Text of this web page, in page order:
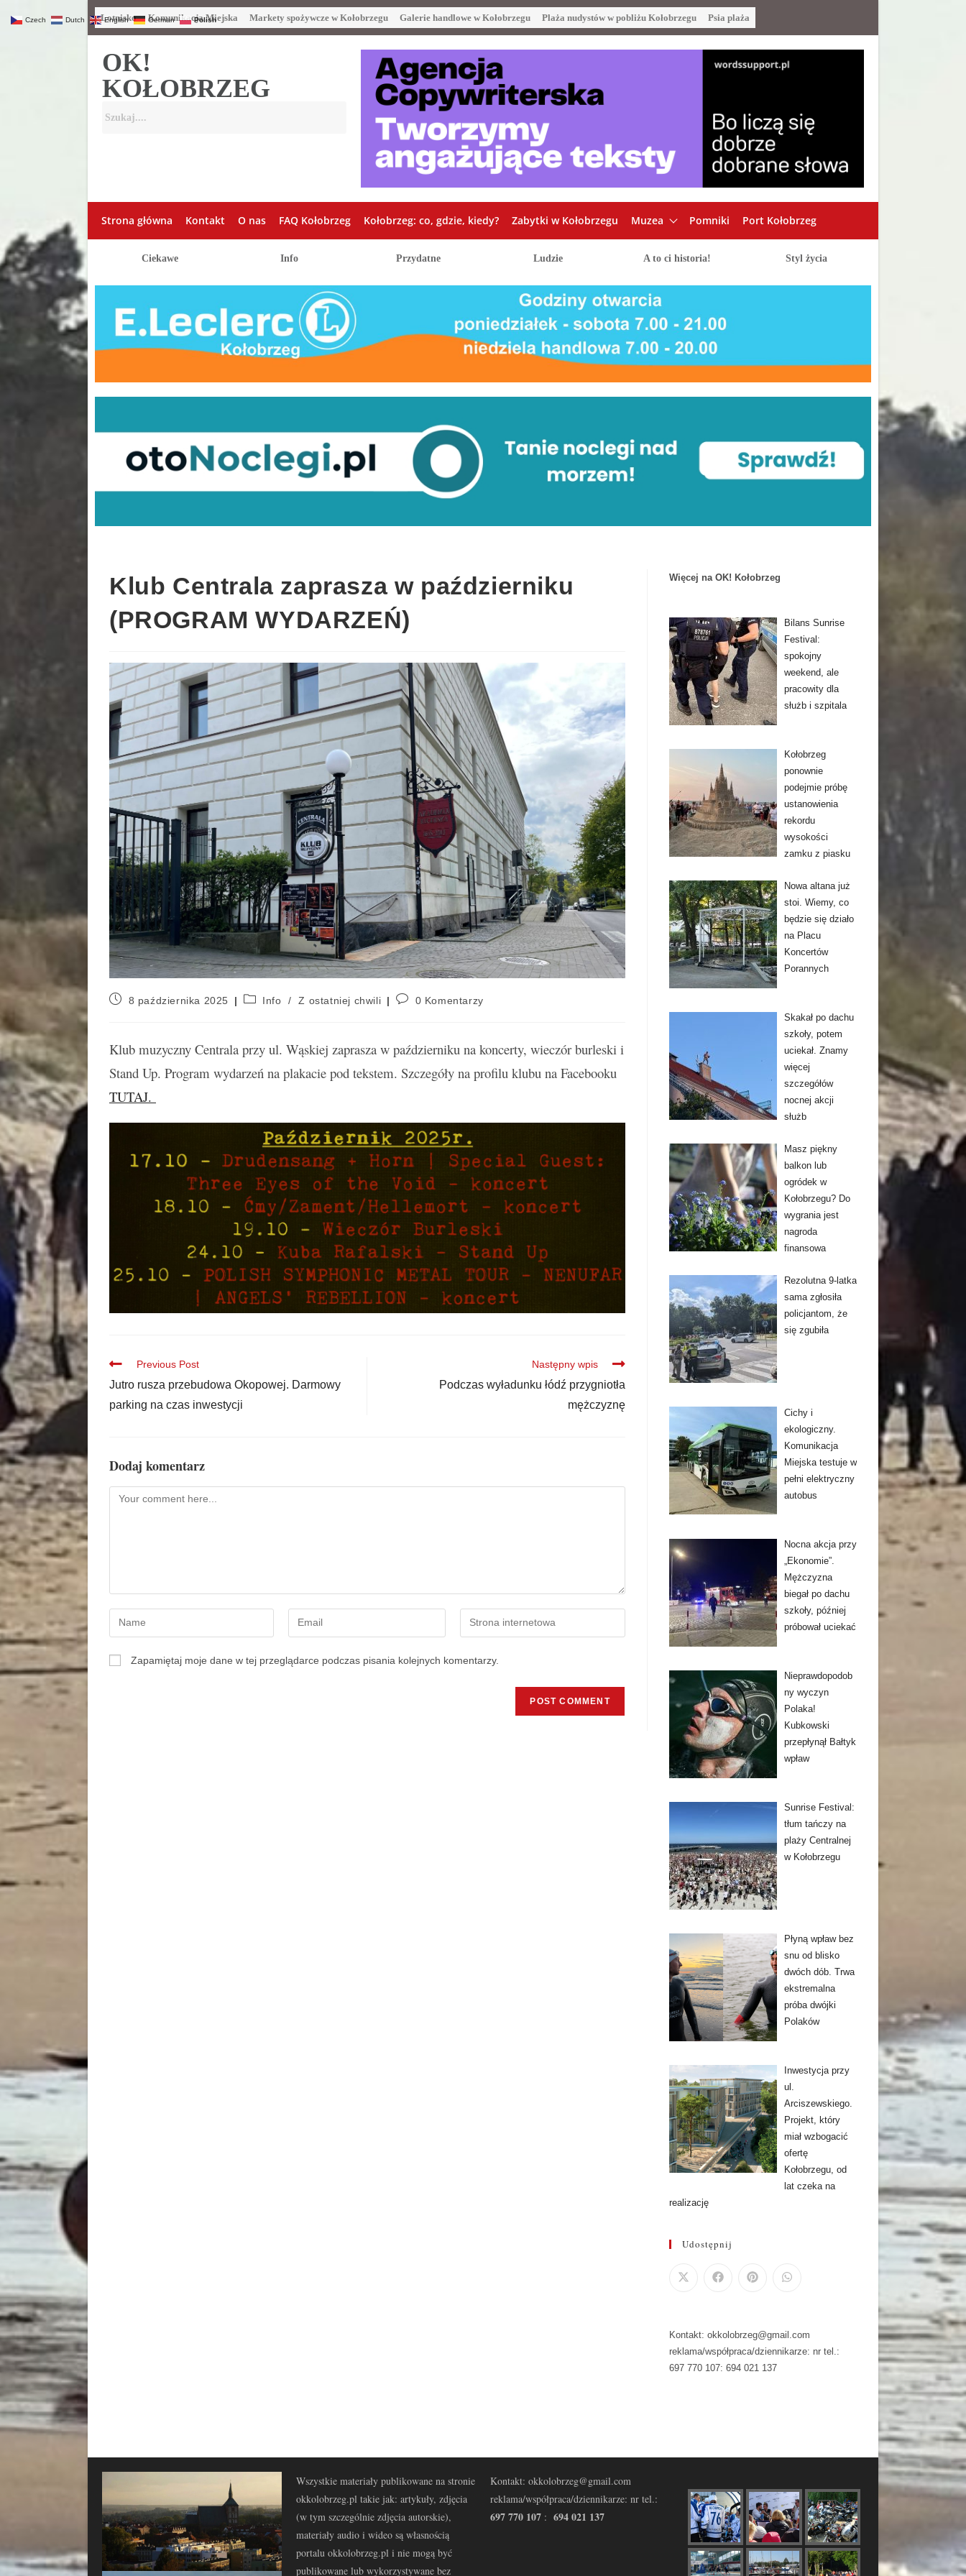
Lotnisko Komunikacja Miejska Markety spożywcze w Kołobrzegu Galerie handlowe w Kołobrzegu Plaża nudystów w pobliżu Kołobrzegu Psia plaża
OK!
KOŁOBRZEG
Strona główna Kontakt O nas FAQ Kołobrzeg Kołobrzeg: co, gdzie, kiedy? Zabytki w Kołobrzegu Muzea Pomniki Port Kołobrzeg
Ciekawe Info Przydatne Ludzie A to ci historia! Styl życia
Klub Centrala zaprasza w październiku
(PROGRAM WYDARZEŃ)
8 października 2025 Info / Z ostatniej chwili 0 Komentarzy
Klub muzyczny Centrala przy ul. Wąskiej zaprasza w październiku na koncerty, wieczór burleski i
Stand Up. Program wydarzeń na plakacie pod tekstem. Szczegóły na profilu klubu na Facebooku
TUTAJ.
Previous Post
Jutro rusza przebudowa Okopowej. Darmowy
parking na czas inwestycji
Następny wpis
Podczas wyładunku łódź przygniotła
mężczyznę
Dodaj komentarz
Zapamiętaj moje dane w tej przeglądarce podczas pisania kolejnych komentarzy.
Więcej na OK! Kołobrzeg
Bilans Sunrise
Festival:
spokojny
weekend, ale
pracowity dla
służb i szpitala
Kołobrzeg
ponownie
podejmie próbę
ustanowienia
rekordu
wysokości
zamku z piasku
Nowa altana już
stoi. Wiemy, co
będzie się działo
na Placu
Koncertów
Porannych
Skakał po dachu
szkoły, potem
uciekał. Znamy
więcej
szczegółów
nocnej akcji
służb
Masz piękny
balkon lub
ogródek w
Kołobrzegu? Do
wygrania jest
nagroda
finansowa
Rezolutna 9-latka
sama zgłosiła
policjantom, że
się zgubiła
Cichy i
ekologiczny.
Komunikacja
Miejska testuje w
pełni elektryczny
autobus
Nocna akcja przy
„Ekonomie”.
Mężczyzna
biegał po dachu
szkoły, później
próbował uciekać
Nieprawdopodob
ny wyczyn
Polaka!
Kubkowski
przepłynął Bałtyk
wpław
Sunrise Festival:
tłum tańczy na
plaży Centralnej
w Kołobrzegu
Płyną wpław bez
snu od blisko
dwóch dób. Trwa
ekstremalna
próba dwójki
Polaków
Inwestycja przy
ul.
Arciszewskiego.
Projekt, który
miał wzbogacić
ofertę
Kołobrzegu, od
lat czeka na
realizację
Udostępnij
Kontakt: okkolobrzeg@gmail.com
reklama/współpraca/dziennikarze: nr tel.:
697 770 107: 694 021 137
Wszystkie materiały publikowane na stronie
okkolobrzeg.pl takie jak: artykuły, zdjęcia
(w tym szczególnie zdjęcia autorskie),
materiały audio i wideo są własnością
portalu okkolobrzeg.pl i nie mogą być
publikowane lub wykorzystywane bez
Kontakt: okkolobrzeg@gmail.com
reklama/współpraca/dziennikarze: nr tel.:
697 770 107 : 694 021 137
Czech Dutch English German Polish